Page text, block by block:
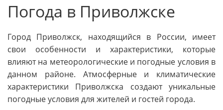
Погода в Приволжске
Город Приволжск, находящийся в России, имеет
свои особенности и характеристики, которые
влияют на метеорологические и погодные условия в
данном районе. Атмосферные и климатические
характеристики Приволжска создают уникальные
погодные условия для жителей и гостей города.